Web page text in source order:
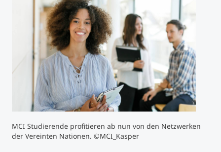
Technische Weiterbildung
Maßgeschneiderte Programme
Studienberatung
Executive Education Finder
MCI Studierende profitieren ab nun von den Netzwerken
der Vereinten Nationen. ©MCI_Kasper